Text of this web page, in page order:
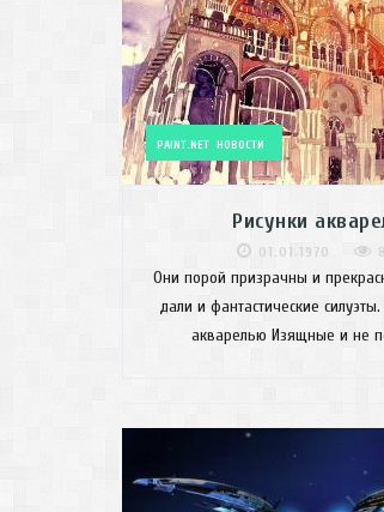
PAINT.NET НОВОСТИ
Рисунки
01.01.1970
Они порой призрачны и
дали и фантастические
акварелью Изящные и не